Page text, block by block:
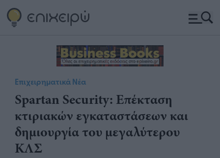
Επιχειρηματικά Νέα
Spartan Security: Επέκταση
κτιριακών εγκαταστάσεων και
δημιουργία του μεγαλύτερου
ΚΛΣ